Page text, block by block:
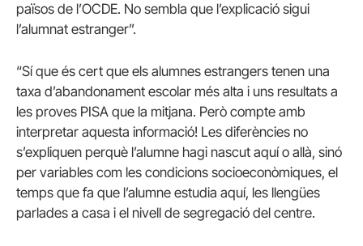
països de l’OCDE. No sembla que l’explicació sigui
l’alumnat estranger”.
“Sí que és cert que els alumnes estrangers tenen una
taxa d’abandonament escolar més alta i uns resultats a
les proves PISA que la mitjana. Però compte amb
interpretar aquesta informació! Les diferències no
s’expliquen perquè l’alumne hagi nascut aquí o allà, sinó
per variables com les condicions socioeconòmiques, el
temps que fa que l’alumne estudia aquí, les llengües
parlades a casa i el nivell de segregació del centre.